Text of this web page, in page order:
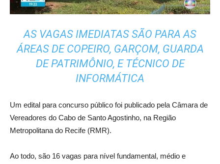
AS VAGAS IMEDIATAS SÃO PARA AS
ÁREAS DE COPEIRO, GARÇOM, GUARDA
DE PATRIMÔNIO, E TÉCNICO DE
INFORMÁTICA
Um edital para concurso público foi publicado pela Câmara de
Vereadores do Cabo de Santo Agostinho, na Região
Metropolitana do Recife (RMR).
Ao todo, são 16 vagas para nível fundamental, médio e